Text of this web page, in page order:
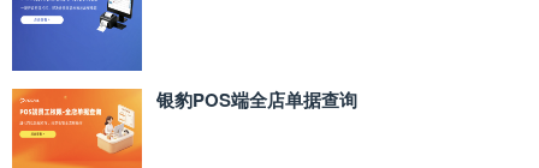
银豹POS端全店单据查询